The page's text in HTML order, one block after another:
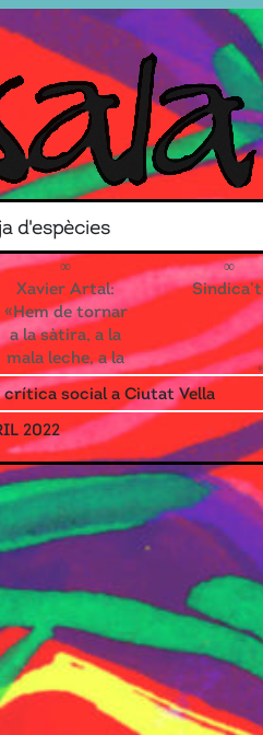
d'espècies
Search for
Xavier Artal:
«Hem de tornar
a la sàtira, a la
mala leche, a la
reivindicació
que toca els
ous»
social a Ciutat Vella
2022